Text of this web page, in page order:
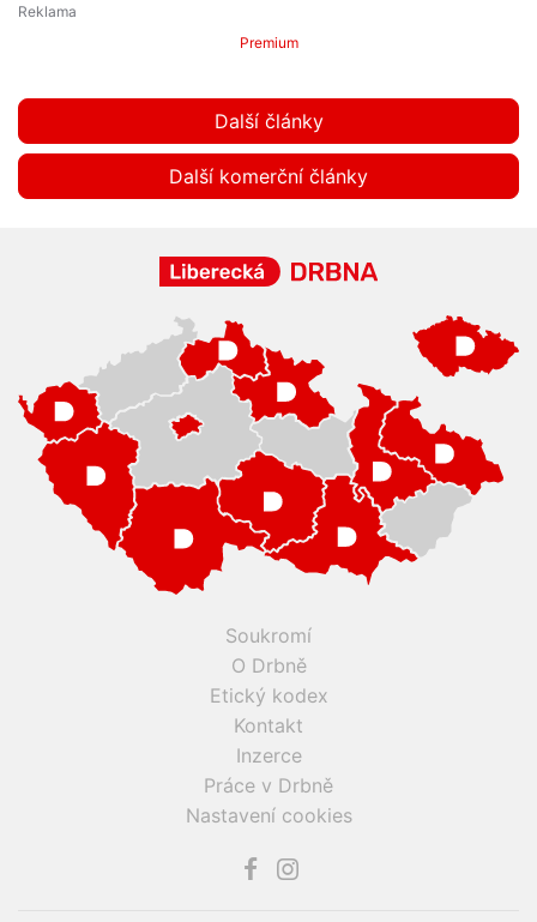
Premium
Další články
Další komerční články
Soukromí
O Drbně
Etický kodex
Kontakt
Inzerce
Práce v Drbně
Nastavení cookies